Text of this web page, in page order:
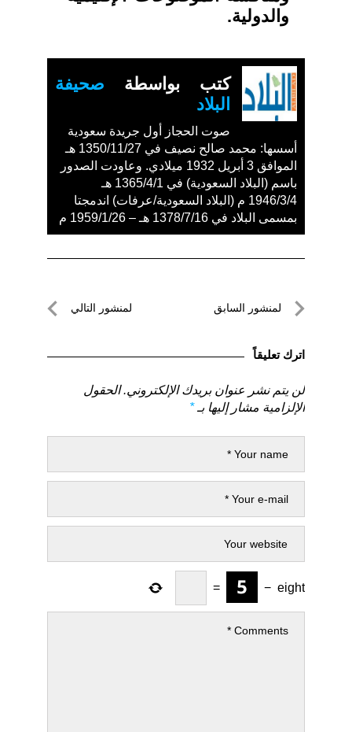
والدولية.
كتب بواسطة صحيفة
البلاد
صوت الحجاز أول جريدة سعودية
أسسها: محمد صالح نصيف في 1350/11/27 هـ
الموافق 3 أبريل 1932 ميلادي. وعاودت الصدور
باسم (البلاد السعودية) في 1365/4/1 هـ
1946/3/4 م (البلاد السعودية/عرفات) اندمجتا
بمسمى البلاد في 1378/7/16 هـ – 1959/1/26 م
تصفّحلمنشور السابق
السابق
لمنشور التالي
اترك تعليقاً
لن يتم نشر عنوان بريدك الإلكتروني. الحقول
الإلزامية مشار إليها بـ*
eight
−
=